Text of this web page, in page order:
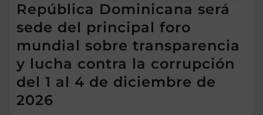
República Dominicana será
sede del principal foro
mundial sobre transparencia
y lucha contra la corrupción
del 1 al 4 de diciembre de
2026